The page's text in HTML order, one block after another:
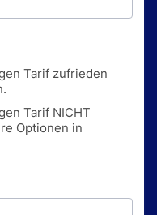
Tarif zufrieden
Tarif NICHT
Optionen in